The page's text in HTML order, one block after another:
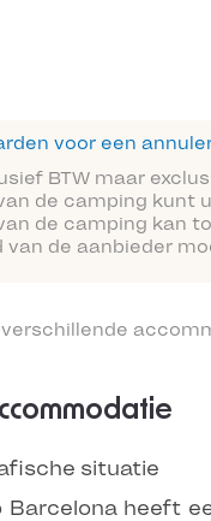
voor een
BTW maar
de camping kunt
de camping kan
van de aanbieder
situatie
Barcelona heeft